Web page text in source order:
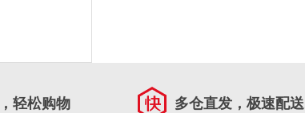
轻松购物 多仓直发，极速配送